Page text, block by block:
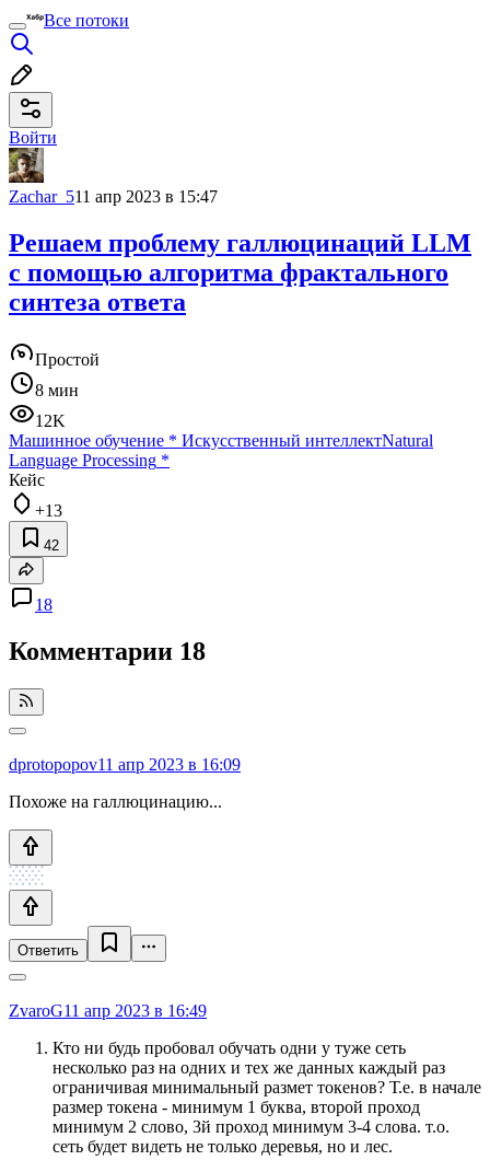
Все потоки
Войти
Zachar_511 апр 2023 в 15:47
Решаем проблему галлюцинаций LLM
с помощью алгоритма фрактального
синтеза ответа
Простой
8 мин
12K
Машинное обучение * Искусственный интеллектNatural
Language Processing *
Кейс
+13
42
18
Комментарии 18
dprotopopov11 апр 2023 в 16:09
Похоже на галлюцинацию...
Ответить
ZvaroG11 апр 2023 в 16:49
Кто ни будь пробовал обучать одни у туже сеть
несколько раз на одних и тех же данных каждый раз
ограничивая минимальный размет токенов? Т.е. в начале
размер токена - минимум 1 буква, второй проход
минимум 2 слово, 3й проход минимум 3-4 слова. т.о.
сеть будет видеть не только деревья, но и лес.